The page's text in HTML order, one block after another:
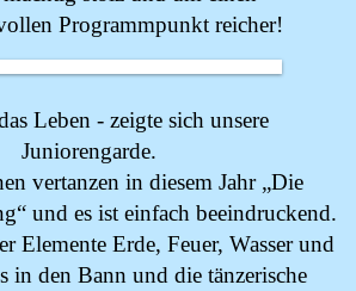
Programmpunkt reicher!
Leben - zeigte sich unsere
Juniorengarde.
vertanzen in diesem Jahr „Die
und es ist einfach beeindruckend.
Elemente Erde, Feuer, Wasser und
in den Bann und die tänzerische